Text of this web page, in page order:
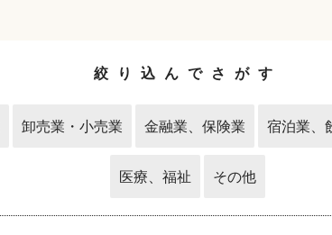
絞り込んでさがす
卸売業・小売業 金融業、保険業 宿泊業、
医療、福祉 その他